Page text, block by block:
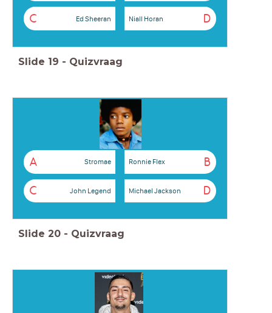
C Ed Sheeran D
Niall Horan
Slide 19 - Quizvraag
A Stromae B
Ronnie Flex
C John Legend D
Michael Jackson
Slide 20 - Quizvraag